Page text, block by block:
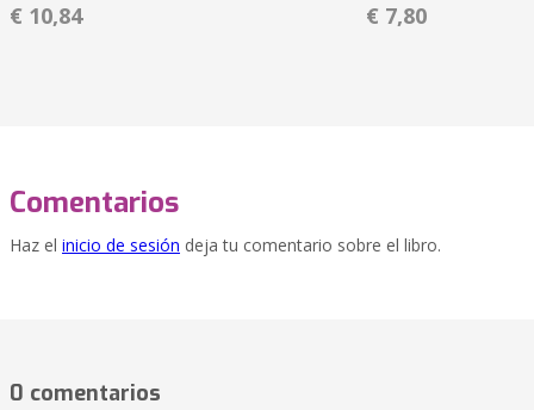
€ 10,84 € 7,80
Comentarios
Haz el inicio de sesión deja tu comentario sobre el libro.
0 comentarios